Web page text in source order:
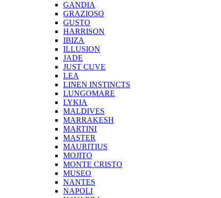
GANDIA
GRAZIOSO
GUSTO
HARRISON
IBIZA
ILLUSION
JADE
JUST CUVE
LEA
LINEN INSTINCTS
LUNGOMARE
LYKIA
MALDIVES
MARRAKESH
MARTINI
MASTER
MAURITIUS
MOJITO
MONTE CRISTO
MUSEO
NANTES
NAPOLI